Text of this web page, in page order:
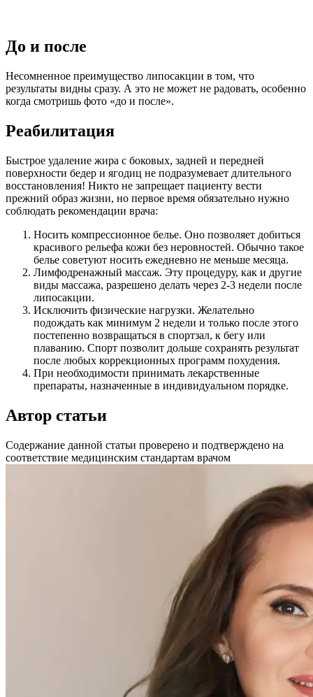
До и после
Несомненное преимущество липосакции в том, что
результаты видны сразу. А это не может не радовать, особенно
когда смотришь фото «до и после».
Реабилитация
Быстрое удаление жира с боковых, задней и передней
поверхности бедер и ягодиц не подразумевает длительного
восстановления! Никто не запрещает пациенту вести
прежний образ жизни, но первое время обязательно нужно
соблюдать рекомендации врача:
Носить компрессионное белье. Оно позволяет добиться
красивого рельефа кожи без неровностей. Обычно такое
белье советуют носить ежедневно не меньше месяца.
Лимфодренажный массаж. Эту процедуру, как и другие
виды массажа, разрешено делать через 2-3 недели после
липосакции.
Исключить физические нагрузки. Желательно
подождать как минимум 2 недели и только после этого
постепенно возвращаться в спортзал, к бегу или
плаванию. Спорт позволит дольше сохранять результат
после любых коррекционных программ похудения.
При необходимости принимать лекарственные
препараты, назначенные в индивидуальном порядке.
Автор статьи
Содержание данной статьи проверено и подтверждено на
соответствие медицинским стандартам врачом